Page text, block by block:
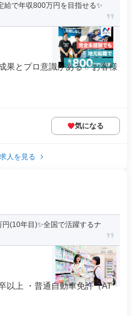
給で年収800万円を目指せる✨
果とプロ意識がある ✅お客様
気になる
人を見る
(10年目)✨全国で活躍するナ
以上 ・普通自動車免許（AT